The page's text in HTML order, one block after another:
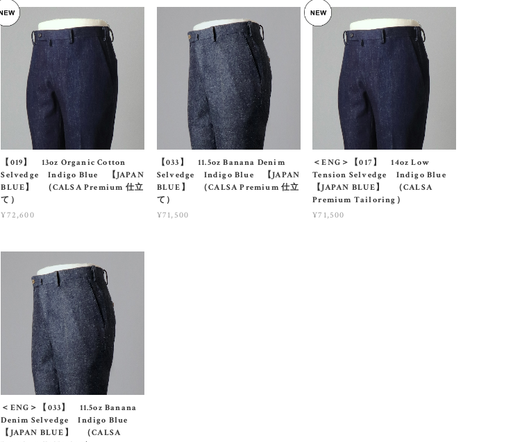
【019】 13oz Organic Cotton
Selvedge Indigo Blue 【JAPAN
BLUE】 （CALSA Premium 仕立
て）
¥72,600
【033】 11.5oz Banana Denim
Selvedge Indigo Blue 【JAPAN
BLUE】 （CALSA Premium 仕立
て）
¥71,500
＜ENG＞【017】 14oz Low
Tension Selvedge Indigo Blue
【JAPAN BLUE】 （CALSA
Premium Tailoring）
¥71,500
＜ENG＞【033】 11.5oz Banana
Denim Selvedge Indigo Blue
【JAPAN BLUE】 （CALSA